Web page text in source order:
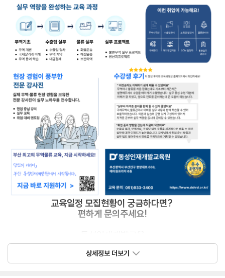
교육일정 모집현황이 궁금하다면?
편하게 문의주세요!
유선: 051)933-3400
010-5517-0141 (문자가능)
상세정보 더보기